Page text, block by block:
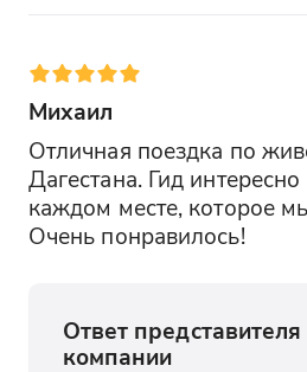
В завершение дня вы
разместиться в
День 5
Вы прогуляетесь по
увидите крепость
незабываемые
Михаил
Отличная поездка по
Дагестана. Гид
каждом месте, которое
Очень понравилось!
Ответ представителя
компании